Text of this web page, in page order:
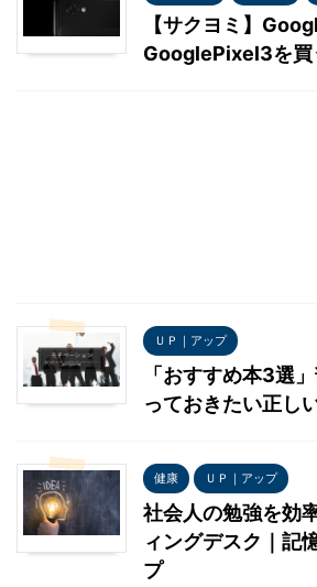
【サクヨミ】
GooglePixel3を買
ＵＰ｜アップ
「おすすめ本3選
っておきたい正し
健康 ＵＰ｜アップ
社会人の勉強を効
ィングデスク｜記
プ